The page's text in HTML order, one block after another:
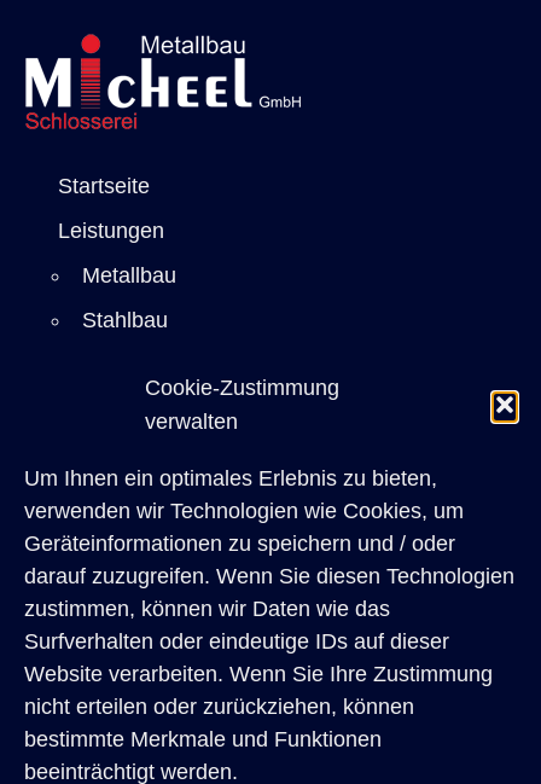
Cookie-Zustimmung
verwalten
Um Ihnen ein optimales Erlebnis zu bieten,
verwenden wir Technologien wie Cookies, um
Geräteinformationen zu speichern und / oder
darauf zuzugreifen. Wenn Sie diesen Technologien
zustimmen, können wir Daten wie das
Surfverhalten oder eindeutige IDs auf dieser
Website verarbeiten. Wenn Sie Ihre Zustimmung
nicht erteilen oder zurückziehen, können
bestimmte Merkmale und Funktionen
beeinträchtigt werden.
Startseite
Leistungen
Metallbau
Stahlbau
Einbruchschutz
Restaurierung
Referenzen
Architekten
Privatkunden
Über uns
Karriere
Kontakt